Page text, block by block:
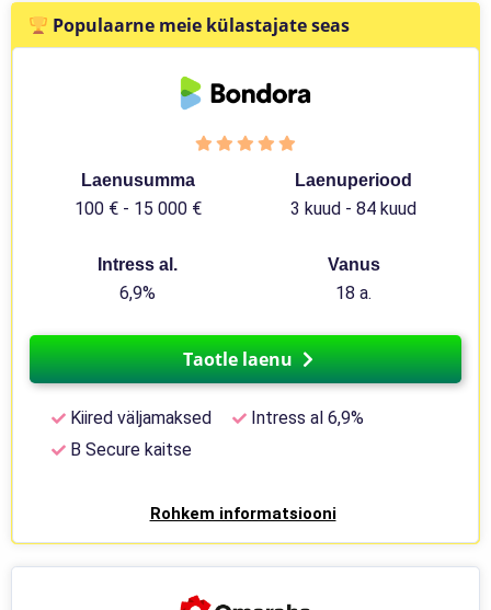
Populaarne meie külastajate seas
Laenusumma
100 € - 15 000 €
Laenuperiood
3 kuud - 84 kuud
Intress al.
6,9%
Vanus
18 a.
Taotle laenu
Kiired väljamaksed
Intress al 6,9%
B Secure kaitse
Rohkem informatsiooni